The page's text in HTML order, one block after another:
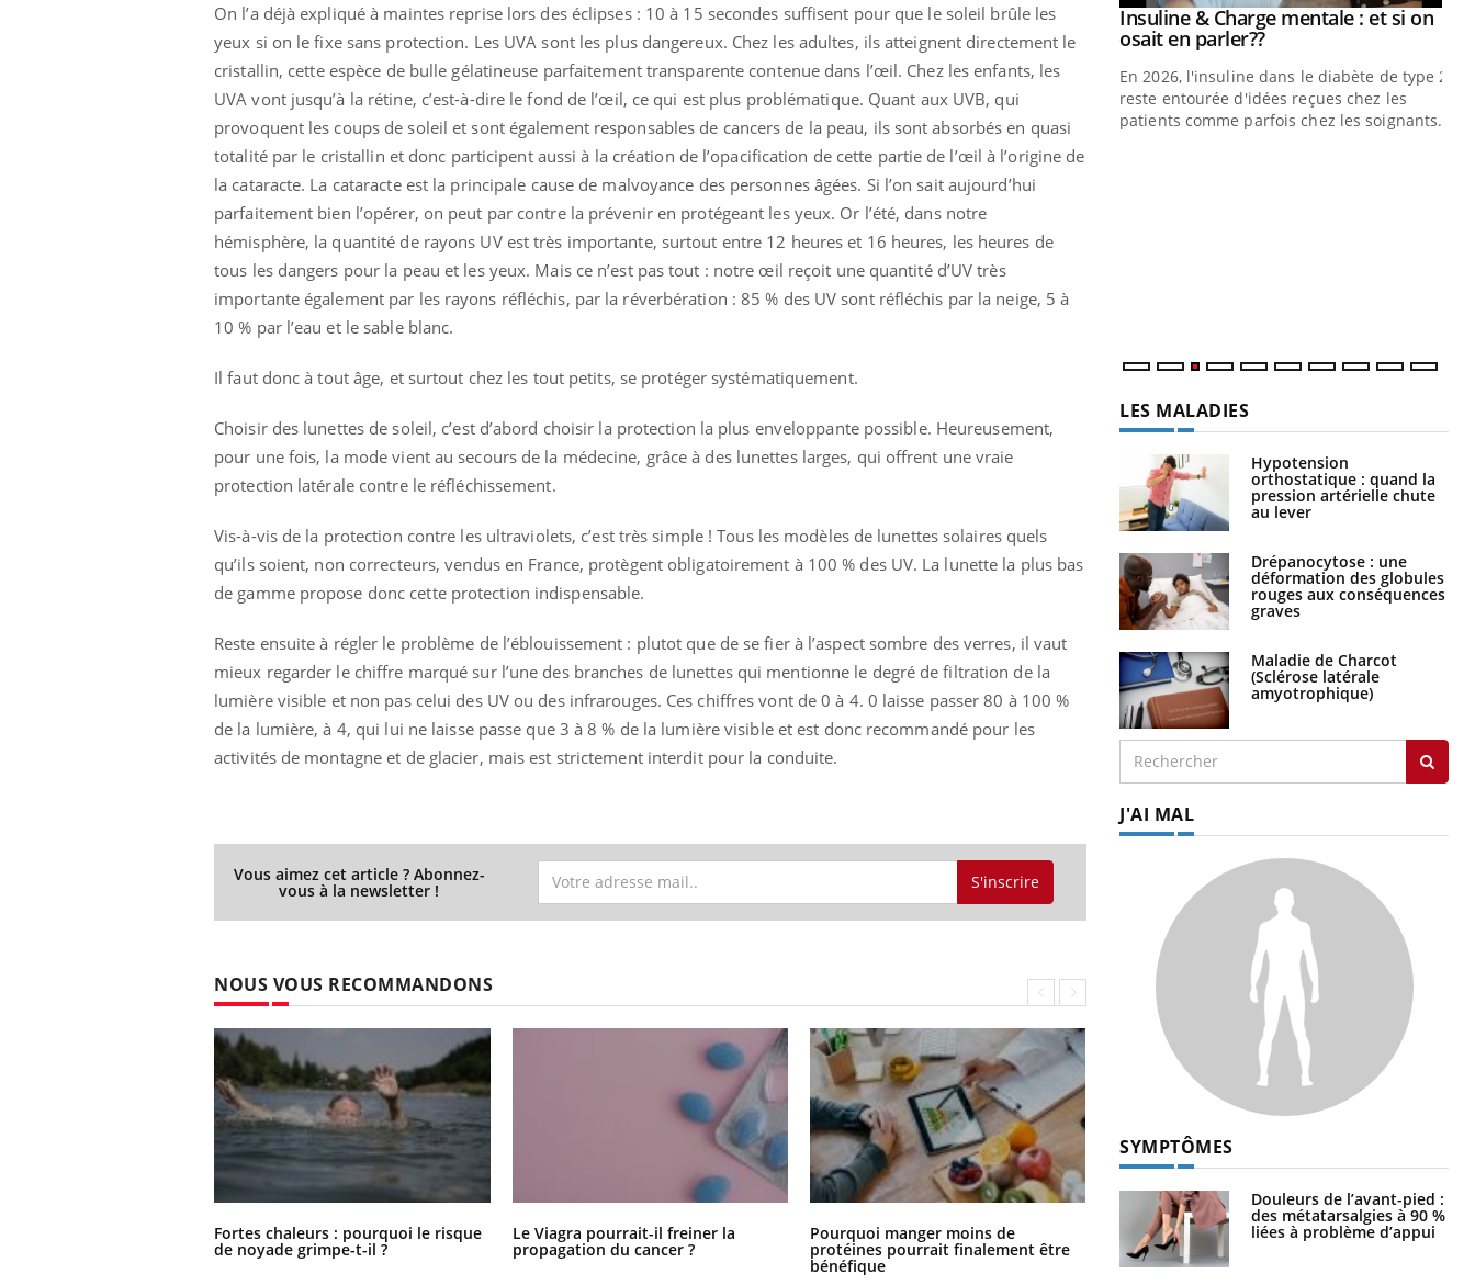
On l’a déjà expliqué à maintes reprise lors des éclipses : 10 à 15 secondes suffisent pour que le soleil brûle les
yeux si on le fixe sans protection. Les UVA sont les plus dangereux. Chez les adultes, ils atteignent directement le
cristallin, cette espèce de bulle gélatineuse parfaitement transparente contenue dans l’œil. Chez les enfants, les
UVA vont jusqu’à la rétine, c’est-à-dire le fond de l’œil, ce qui est plus problématique. Quant aux UVB, qui
provoquent les coups de soleil et sont également responsables de cancers de la peau, ils sont absorbés en quasi
totalité par le cristallin et donc participent aussi à la création de l’opacification de cette partie de l’œil à l’origine de
la cataracte. La cataracte est la principale cause de malvoyance des personnes âgées. Si l’on sait aujourd’hui
parfaitement bien l’opérer, on peut par contre la prévenir en protégeant les yeux. Or l’été, dans notre
hémisphère, la quantité de rayons UV est très importante, surtout entre 12 heures et 16 heures, les heures de
tous les dangers pour la peau et les yeux. Mais ce n’est pas tout : notre œil reçoit une quantité d’UV très
importante également par les rayons réfléchis, par la réverbération : 85 % des UV sont réfléchis par la neige, 5 à
10 % par l’eau et le sable blanc.
Il faut donc à tout âge, et surtout chez les tout petits, se protéger systématiquement.
Choisir des lunettes de soleil, c’est d’abord choisir la protection la plus enveloppante possible. Heureusement,
pour une fois, la mode vient au secours de la médecine, grâce à des lunettes larges, qui offrent une vraie
protection latérale contre le réfléchissement.
Vis-à-vis de la protection contre les ultraviolets, c’est très simple ! Tous les modèles de lunettes solaires quels
qu’ils soient, non correcteurs, vendus en France, protègent obligatoirement à 100 % des UV. La lunette la plus bas
de gamme propose donc cette protection indispensable.
Reste ensuite à régler le problème de l’éblouissement : plutot que de se fier à l’aspect sombre des verres, il vaut
mieux regarder le chiffre marqué sur l’une des branches de lunettes qui mentionne le degré de filtration de la
lumière visible et non pas celui des UV ou des infrarouges. Ces chiffres vont de 0 à 4. 0 laisse passer 80 à 100 %
de la lumière, à 4, qui lui ne laisse passe que 3 à 8 % de la lumière visible et est donc recommandé pour les
activités de montagne et de glacier, mais est strictement interdit pour la conduite.
Vous aimez cet article ? Abonnez-
vous à la newsletter ! S'inscrire
NOUS VOUS RECOMMANDONS
Fortes chaleurs : pourquoi le risque
de noyade grimpe-t-il ?
Le Viagra pourrait-il freiner la
propagation du cancer ?
Pourquoi manger moins de
protéines pourrait finalement être
bénéfique
Grossesse et chaleur : ce que dit la
science
Eczéma Chronique des Mains :
expliquer ma maladieYoutube
Il y a des sujets qui sont faciles à aborder...
d'autres non ! D'un côté, poser des
questions sur la maladie d'un proche c'est
Youtube
Insuline & Charge mentale : et si on
osait en parler??Youtube
En 2026, l'insuline dans le diabète de type 2
reste entourée d'idées reçues chez les
patients comme parfois chez les soignants.
LES MALADIES
Hypotension
orthostatique : quand la
pression artérielle chute
au lever
Drépanocytose : une
déformation des globules
rouges aux conséquences
graves
Maladie de Charcot
(Sclérose latérale
amyotrophique)
J'AI MAL
SYMPTÔMES
Douleurs de l’avant-pied :
des métatarsalgies à 90 %
liées à problème d’appui